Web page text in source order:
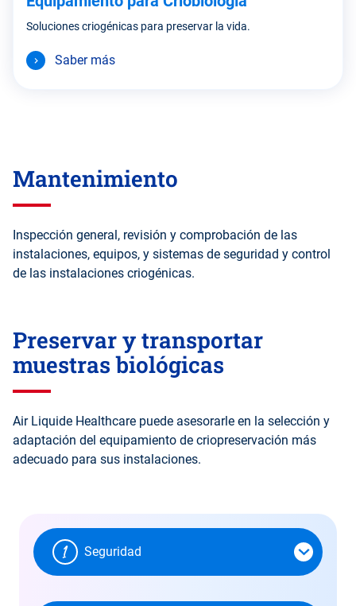
Soluciones criogénicas para preservar la vida.
Saber más
Mantenimiento
Inspección general, revisión y comprobación de las
instalaciones, equipos, y sistemas de seguridad y control
de las instalaciones criogénicas.
Preservar y transportar
muestras biológicas
Air Liquide Healthcare puede asesorarle en la selección y
adaptación del equipamiento de criopreservación más
adecuado para sus instalaciones.
Seguridad